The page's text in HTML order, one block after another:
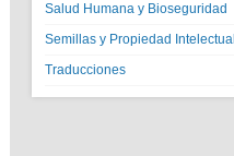
Salud Humana y Bioseguridad
Semillas y Propiedad Intelectual
Traducciones